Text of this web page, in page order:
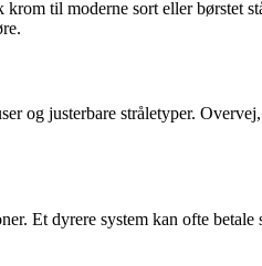
krom til moderne sort eller
og justerbare stråletyper.
Et dyrere system kan ofte